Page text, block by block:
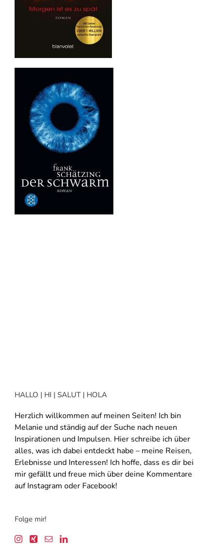
HALLO | HI | SALUT | HOLA
Herzlich willkommen auf meinen Seiten! Ich bin
Melanie und ständig auf der Suche nach neuen
Inspirationen und Impulsen. Hier schreibe ich über
alles, was ich dabei entdeckt habe – meine Reisen,
Erlebnisse und Interessen! Ich hoffe, dass es dir bei
mir gefällt und freue mich über deine Kommentare
auf Instagram oder Facebook!
Folge mir!